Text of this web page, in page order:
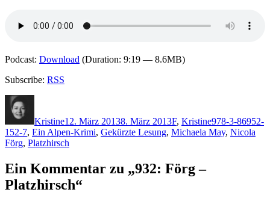
Podcast: Download (Duration: 9:19 — 8.6MB)
Subscribe: RSS
Kristine12. März 20138. März 2013F, Kristine978-3-86952-
152-7, Ein Alpen-Krimi, Gekürzte Lesung, Michaela May, Nicola
Förg, Platzhirsch
Ein Kommentar zu „932: Förg –
Platzhirsch“